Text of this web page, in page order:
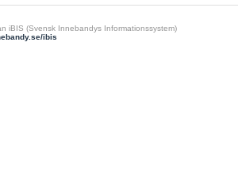
iBIS (Svensk Innebandys Informationssystem)
ibis